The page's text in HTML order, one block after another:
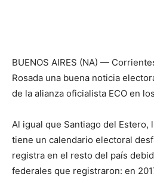
BUENOS AIRES (NA) —
Rosada una buena noticia
de la alianza oficialista ECO en
Al igual que Santiago del Estero,
tiene un calendario electoral
registra en el resto del país
federales que registraron: en